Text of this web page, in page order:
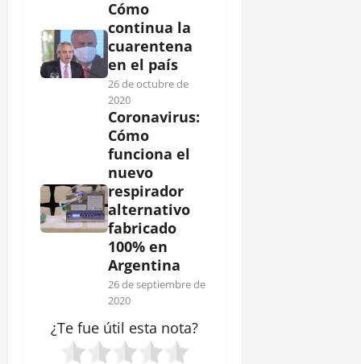
Cómo
continua la
cuarentena
en el país
26 de octubre de
2020
Coronavirus:
Cómo
funciona el
nuevo
respirador
alternativo
fabricado
100% en
Argentina
26 de septiembre de
2020
¿Te fue útil esta nota?